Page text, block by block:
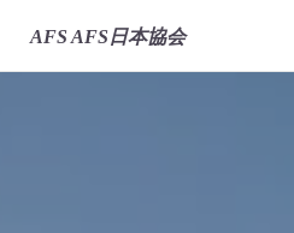
AFS AFS日本協会